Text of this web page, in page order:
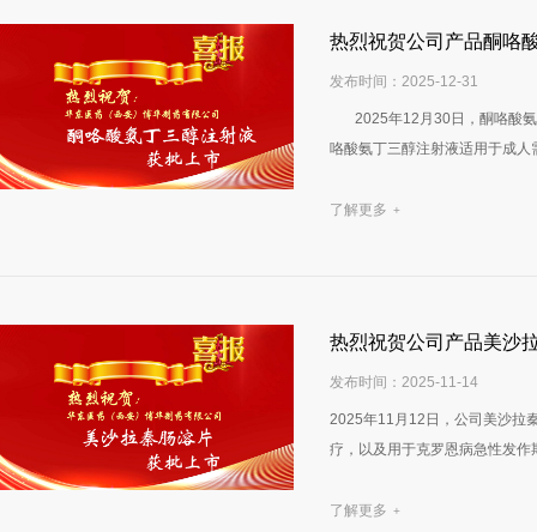
热烈祝贺公司产品酮咯
发布时间：2025-12-31
2025年12月30日，酮咯酸氨
咯酸氨丁三醇注射液适用于成
了解更多 +
热烈祝贺公司产品美沙
发布时间：2025-11-14
2025年11月12日，公司美沙拉
疗，以及用于克罗恩病急性发
了解更多 +